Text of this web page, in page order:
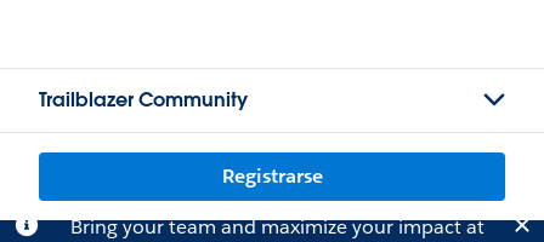
Trailblazer Community
Registrarse
Bring your team and maximize your impact at